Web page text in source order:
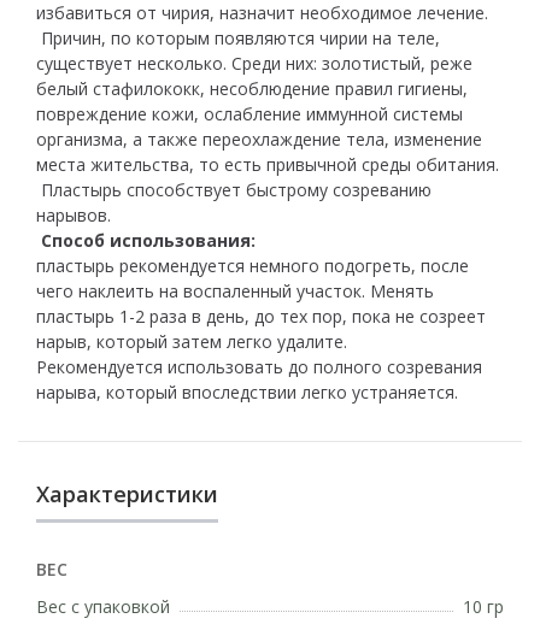
избавиться от чирия, назначит необходимое лечение.
Причин, по которым появляются чирии на теле,
существует несколько. Среди них: золотистый, реже
белый стафилококк, несоблюдение правил гигиены,
повреждение кожи, ослабление иммунной системы
организма, а также переохлаждение тела, изменение
места жительства, то есть привычной среды обитания.
Пластырь способствует быстрому созреванию
нарывов.
Способ использования:
пластырь рекомендуется немного подогреть, после
чего наклеить на воспаленный участок. Менять
пластырь 1-2 раза в день, до тех пор, пока не созреет
нарыв, который затем легко удалите.
Рекомендуется использовать до полного созревания
нарыва, который впоследствии легко устраняется.
Характеристики
ВЕС
Вес с упаковкой
10 гр